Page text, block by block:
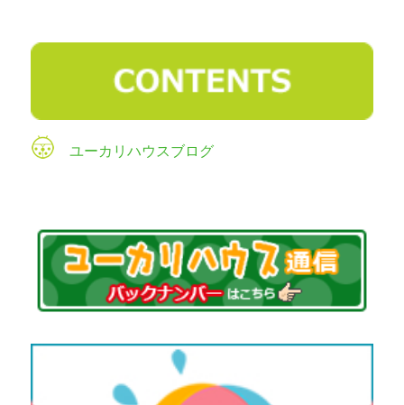
ユーカリハウスブログ